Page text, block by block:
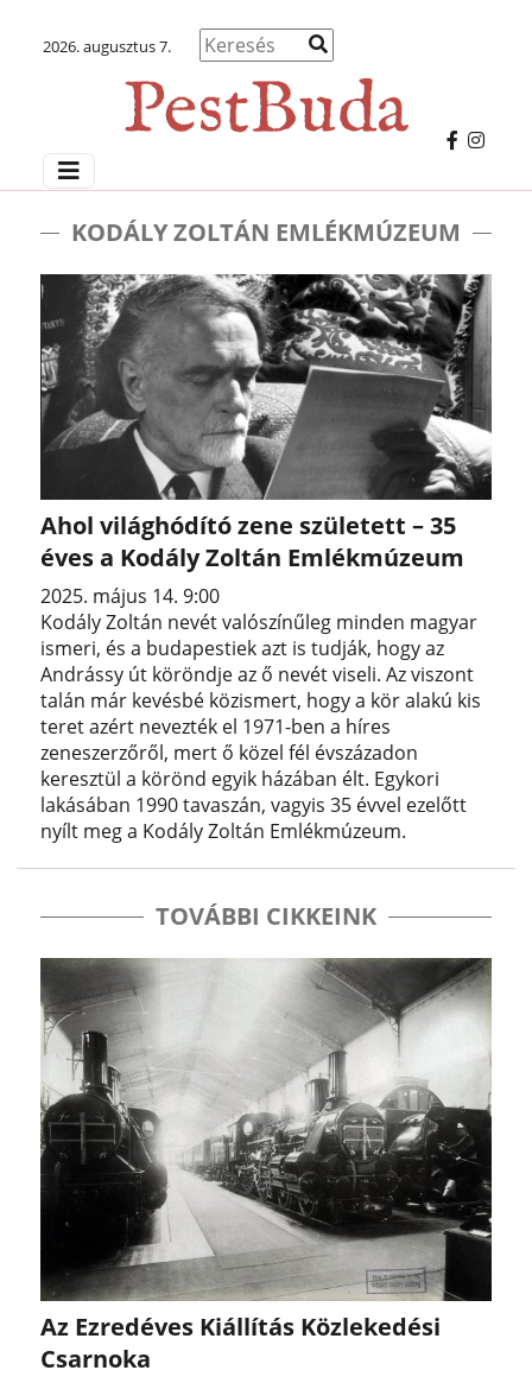
2026. augusztus 7.
KODÁLY ZOLTÁN EMLÉKMÚZEUM
Ahol világhódító zene született – 35
éves a Kodály Zoltán Emlékmúzeum
2025. május 14. 9:00
Kodály Zoltán nevét valószínűleg minden magyar
ismeri, és a budapestiek azt is tudják, hogy az
Andrássy út köröndje az ő nevét viseli. Az viszont
talán már kevésbé közismert, hogy a kör alakú kis
teret azért nevezték el 1971-ben a híres
zeneszerzőről, mert ő közel fél évszázadon
keresztül a körönd egyik házában élt. Egykori
lakásában 1990 tavaszán, vagyis 35 évvel ezelőtt
nyílt meg a Kodály Zoltán Emlékmúzeum.
TOVÁBBI CIKKEINK
Az Ezredéves Kiállítás Közlekedési
Csarnoka